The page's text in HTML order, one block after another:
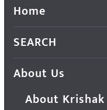
Home
SEARCH
About Us
About Krishak